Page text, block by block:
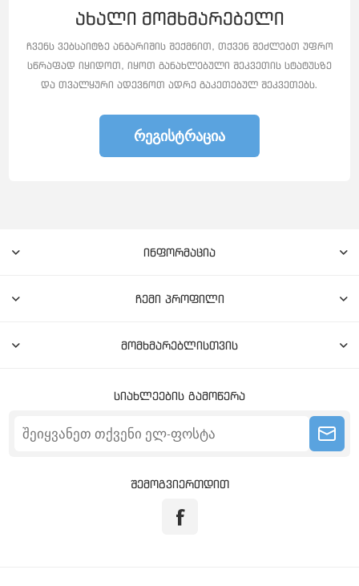
ახალი მომხმარებელი
ჩვენს ვებსაიტზე ანგარიშის შექმნით, თქვენ შეძლებთ უფრო
სწრაფად იყიდოთ, იყოთ განახლებული შეკვეთის სტატუსზე
და თვალყური ადევნოთ ადრე გაკეთებულ შეკვეთებს.
ᲠᲔᲒᲘᲡᲢᲠᲐᲪᲘᲐ
ინფორმაცია
ჩემი პროფილი
მომხმარებლისთვის
სიახლეების გამოწერა
შემოგვიერთდით